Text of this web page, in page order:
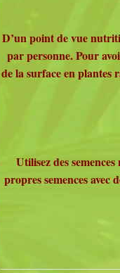
D’un point de vue
par personne. Pour
de la surface en plantes
Utilisez des
propres semences avec